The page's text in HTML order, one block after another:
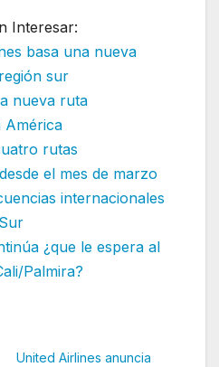
Interesar:
basa una nueva
sur
nueva ruta
América
rutas
el mes de marzo
internacionales
¿que le espera al
Palmira?
United Airlines anuncia